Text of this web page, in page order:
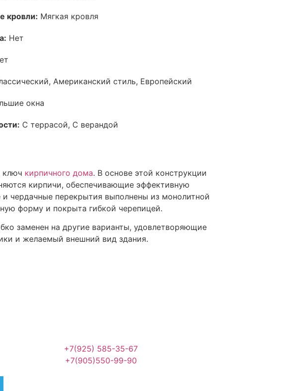
кровли: Мягкая кровля
Нет
Американский стиль, Европейский
окна
С террасой, С верандой
ключ кирпичного дома. В основе этой конструкции
кирпичи, обеспечивающие эффективную
чердачные перекрытия выполнены из монолитной
форму и покрыта гибкой черепицей.
заменен на другие варианты, удовлетворяющие
и желаемый внешний вид здания.
+7(925) 585-35-67
+7(905)550-99-90